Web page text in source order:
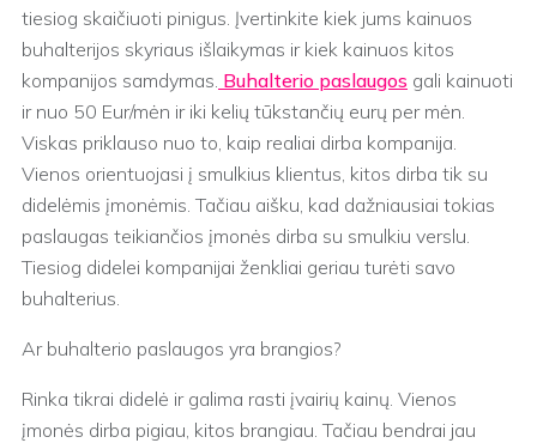
tiesiog skaičiuoti pinigus. Įvertinkite kiek jums kainuos
buhalterijos skyriaus išlaikymas ir kiek kainuos kitos
kompanijos samdymas. Buhalterio paslaugos gali kainuoti
ir nuo 50 Eur/mėn ir iki kelių tūkstančių eurų per mėn.
Viskas priklauso nuo to, kaip realiai dirba kompanija.
Vienos orientuojasi į smulkius klientus, kitos dirba tik su
didelėmis įmonėmis. Tačiau aišku, kad dažniausiai tokias
paslaugas teikiančios įmonės dirba su smulkiu verslu.
Tiesiog didelei kompanijai ženkliai geriau turėti savo
buhalterius.
Ar buhalterio paslaugos yra brangios?
Rinka tikrai didelė ir galima rasti įvairių kainų. Vienos
įmonės dirba pigiau, kitos brangiau. Tačiau bendrai jau